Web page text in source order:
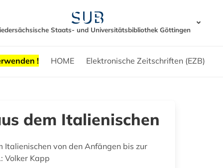
Staats- und Universitätsbibliothek Göttingen
! HOME Elektronische Zeitschriften (EZB)
dem Italienischen
von den Anfängen bis zur
Volker Kapp